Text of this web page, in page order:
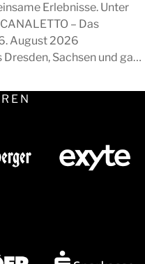
Erlebnisse. Unter
– Das
August 2026
Sachsen und ganz
der
erleben. Zwischen
[…]